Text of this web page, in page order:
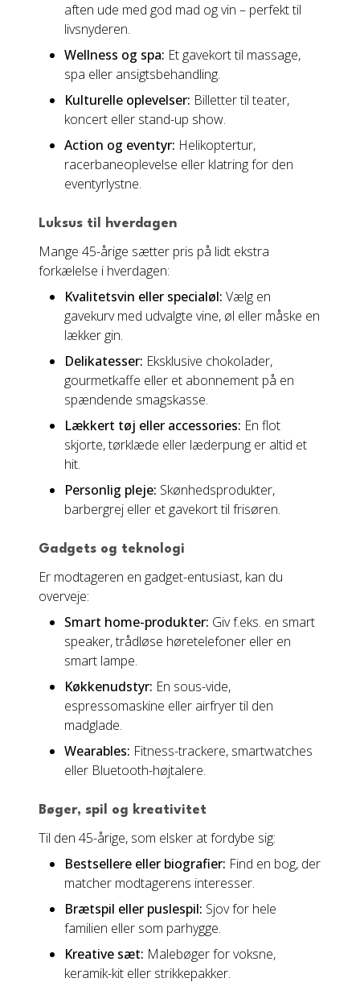
aften ude med god mad og vin – perfekt til
livsnyderen.
Wellness og spa: Et gavekort til massage,
spa eller ansigtsbehandling.
Kulturelle oplevelser: Billetter til teater,
koncert eller stand-up show.
Action og eventyr: Helikoptertur,
racerbaneoplevelse eller klatring for den
eventyrlystne.
Luksus til hverdagen
Mange 45-årige sætter pris på lidt ekstra
forkælelse i hverdagen:
Kvalitetsvin eller specialøl: Vælg en
gavekurv med udvalgte vine, øl eller måske en
lækker gin.
Delikatesser: Eksklusive chokolader,
gourmetkaffe eller et abonnement på en
spændende smagskasse.
Lækkert tøj eller accessories: En flot
skjorte, tørklæde eller læderpung er altid et
hit.
Personlig pleje: Skønhedsprodukter,
barbergrej eller et gavekort til frisøren.
Gadgets og teknologi
Er modtageren en gadget-entusiast, kan du
overveje:
Smart home-produkter: Giv f.eks. en smart
speaker, trådløse høretelefoner eller en
smart lampe.
Køkkenudstyr: En sous-vide,
espressomaskine eller airfryer til den
madglade.
Wearables: Fitness-trackere, smartwatches
eller Bluetooth-højtalere.
Bøger, spil og kreativitet
Til den 45-årige, som elsker at fordybe sig:
Bestsellere eller biografier: Find en bog, der
matcher modtagerens interesser.
Brætspil eller puslespil: Sjov for hele
familien eller som parhygge.
Kreative sæt: Malebøger for voksne,
keramik-kit eller strikkepakker.